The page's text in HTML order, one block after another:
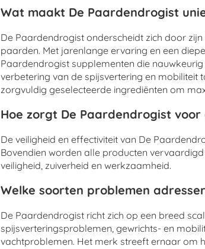
Wat maakt De Paardendrogist
De Paardendrogist onderscheidt zich door
paarden. Met jarenlange ervaring en een
Paardendrogist supplementen die
verbetering van de spijsvertering en
zorgvuldig geselecteerde ingrediënten om
Hoe zorgt De Paardendrogist
De veiligheid en effectiviteit van De
Bovendien worden alle producten
veiligheid, zuiverheid en werkzaamheid.
Welke soorten problemen
De Paardendrogist richt zich op een breed
spijsverteringsproblemen, gewrichts- en
vachtproblemen. Het merk streeft ernaar om